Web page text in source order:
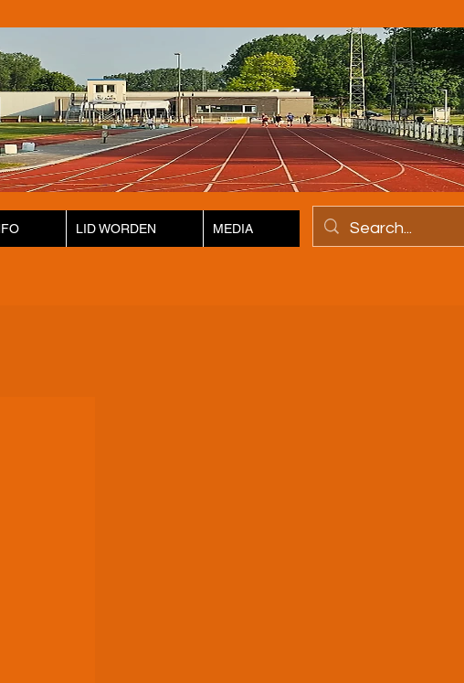
LID WORDEN MEDIA